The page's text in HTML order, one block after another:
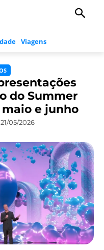
Viagens
do Summer
e junho
21/05/2026